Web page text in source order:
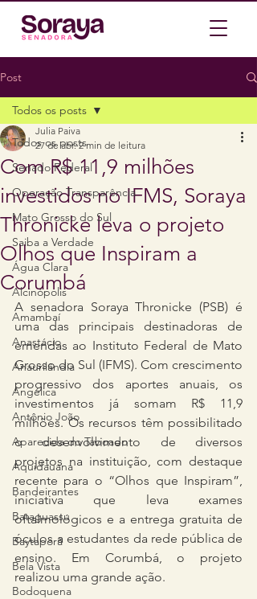
Post
Todos os posts
Senado Federal
Operação Transparência
Mato Grosso do Sul
Saiba a Verdade
Água Clara
Alcinópolis
Amambaí
Anastácio
Anaurilândia
Angélica
Antônio João
Aparecida do Taboado
Aquidauana
Bandeirantes
Bataguassu
Baytaporã
Bela Vista
Bodoquena
Todos os posts
Com R$ 11,9 milhões
investidos no IFMS, Soraya
Thronicke leva o projeto
Olhos que Inspiram a
Corumbá
Julia Paiva
27 de abr. 2 min de leitura
A senadora Soraya Thronicke (PSB) é
uma das principais destinadoras de
emendas ao Instituto Federal de Mato
Grosso do Sul (IFMS). Com crescimento
progressivo dos aportes anuais, os
investimentos já somam R$ 11,9
milhões. Os recursos têm possibilitado
o desenvolvimento de diversos
projetos na instituição, com destaque
recente para o “Olhos que Inspiram”,
iniciativa que leva exames
oftalmológicos e a entrega gratuita de
óculos a estudantes da rede pública de
ensino. Em Corumbá, o projeto
realizou uma grande ação.